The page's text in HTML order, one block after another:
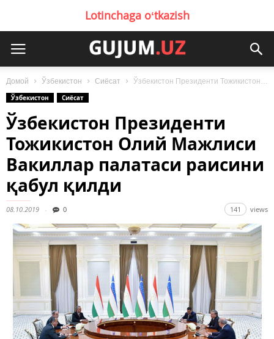
Lotinchaga oʻtkazish
Домой Ўзбекистон Сиёсат
Ўзбекистон Президенти Тожикистон Олий Мажлиси Вакиллар палатаси раисини қабул қилди
Ўзбекистон
Сиёсат
Ўзбекистон Президенти
Тожикистон Олий Мажлиси
Вакиллар палатаси раисини
қабул қилди
08.10.2019 0 141 views